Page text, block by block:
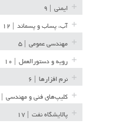
ایمنی
آب، پساب و پسماند
مهندسی عمومی
رویه و دستورالعمل
نرم افزارها
کلیپ‌های فنی و مهندسی
پالایشگاه نفت